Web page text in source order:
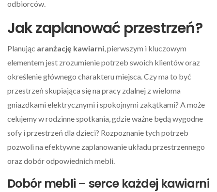
odbiorców.
Jak zaplanować przestrzeń?
Planując aranżację kawiarni, pierwszym i kluczowym
elementem jest zrozumienie potrzeb swoich klientów oraz
określenie głównego charakteru miejsca. Czy ma to być
przestrzeń skupiająca się na pracy zdalnej z wieloma
gniazdkami elektrycznymi i spokojnymi zakątkami? A może
celujemy w rodzinne spotkania, gdzie ważne będą wygodne
sofy i przestrzeń dla dzieci? Rozpoznanie tych potrzeb
pozwoli na efektywne zaplanowanie układu przestrzennego
oraz dobór odpowiednich mebli.
Dobór mebli – serce każdej kawiarni